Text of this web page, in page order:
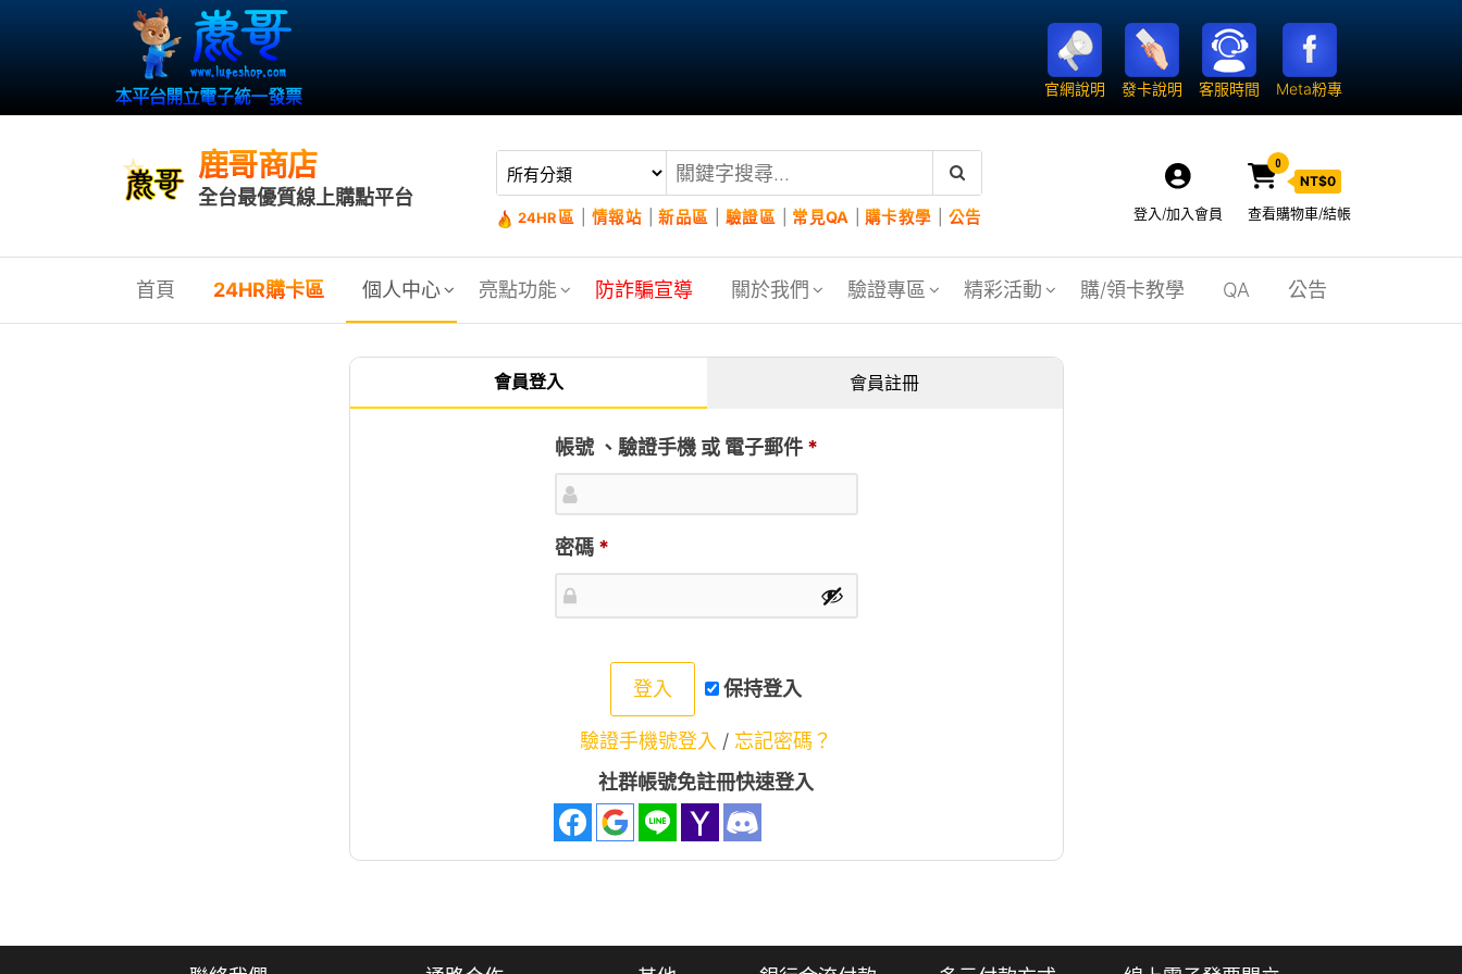
官網說明 發卡說明 客服時間 Meta粉專
鹿哥商店
全台最優質線上購點平台
24HR區 情報站 |新品區 驗證區 常見QA 購卡教學 公告
0
NT$0
查看購物車/結帳
登入/加入會員
首頁 24HR購卡區 個人中心 亮點功能 防詐騙宣導 關於我們 驗證專區 精彩活動 購/領卡教學 QA 公告
會員登入 會員註冊
帳號 、驗證手機 或 電子郵件 *
密碼 *
登入 保持登入
驗證手機號登入 / 忘記密碼？
社群帳號免註冊快速登入